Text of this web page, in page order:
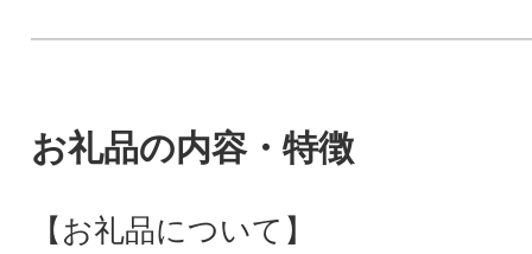
お礼品の内容・特徴
【お礼品について】